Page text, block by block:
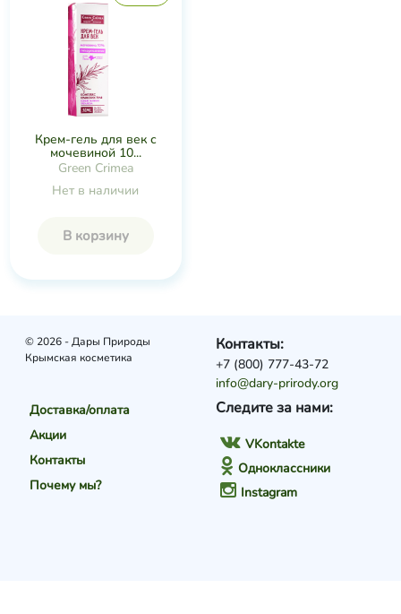
Крем-гель для век с
мочевиной 10...
Green Crimea
Нет в наличии
В корзину
© 2026 - Дары Природы
Крымская косметика
Доставка/оплата
Акции
Контакты
Почему мы?
Следите за нами:
VKontakte
Одноклассники
Instagram
Контакты:
+7 (800) 777-43-72
info@dary-prirody.org